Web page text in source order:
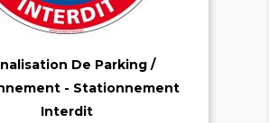
De Parking /
- Stationnement
Interdit